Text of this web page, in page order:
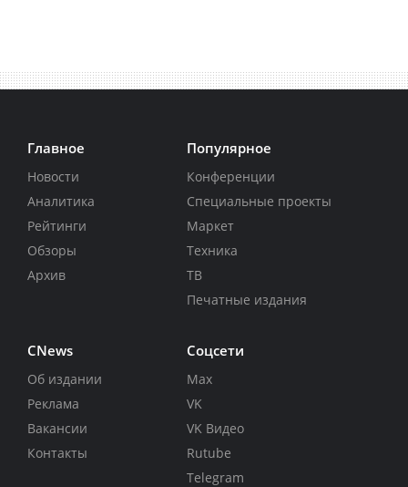
Главное
Новости
Аналитика
Рейтинги
Обзоры
Архив
Популярное
Конференции
Специальные проекты
Маркет
Техника
ТВ
Печатные издания
CNews
Об издании
Реклама
Вакансии
Контакты
Соцсети
Max
VK
VK Видео
Rutube
Telegram